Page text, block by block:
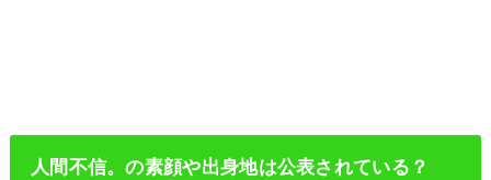
人間不信。の素顔や出身地は公表されている？